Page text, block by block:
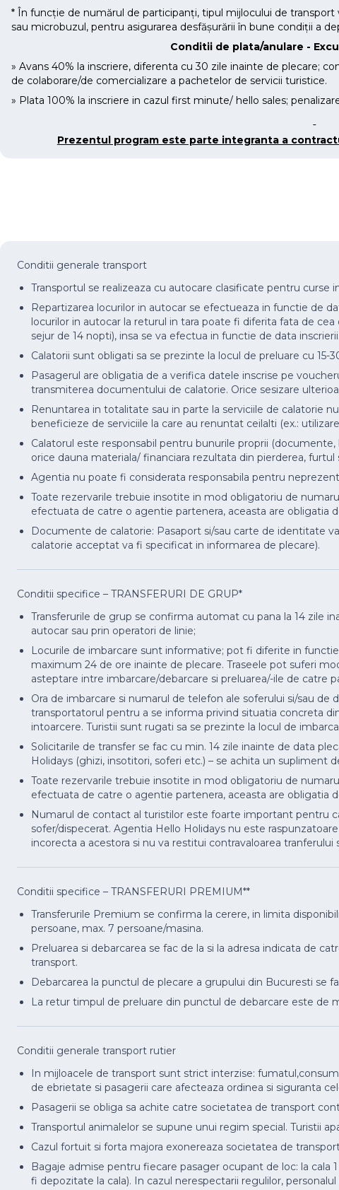
* În funcție de numărul de participanți, tipul mijlocului de
sau microbuzul, pentru asigurarea desfășurării în bune condiții a
Conditii de plata/anulare -
» Avans 40% la inscriere, diferenta cu 30 zile inainte de plecare;
de colaborare/de comercializare a pachetelor de servicii turistice.
» Plata 100% la inscriere in cazul first minute/ hello sales;
Prezentul program este parte integranta a
Conditii generale transport
Transportul se realizeaza cu autocare clasificate pentru curse
Repartizarea locurilor in autocar se efectueaza in functie de
locurilor in autocar la returul in tara poate fi diferita fata de
sejur de 14 nopti), insa se va efectua in functie de data inscrierii.
Calatorii sunt obligati sa se prezinte la locul de preluare cu
Pasagerul are obligatia de a verifica datele inscrise pe
transmiterea documentului de calatorie. Orice sesizare
Renuntarea in totalitate sau in parte la serviciile de calatorie
beneficieze de serviciile la care au renuntat ceilalti (ex.:
Calatorul este responsabil pentru bunurile proprii
orice dauna materiala/ financiara rezultata din pierderea,
Agentia nu poate fi considerata responsabila pentru
Toate rezervarile trebuie insotite in mod obligatoriu de
efectuata de catre o agentie partenera, aceasta are obligatia
Documente de calatorie: Pasaport si/sau carte de identitate
calatorie acceptat va fi specificat in informarea de plecare).
Conditii specifice – TRANSFERURI DE GRUP*
Transferurile de grup se confirma automat cu pana la 14 zile
autocar sau prin operatori de linie;
Locurile de imbarcare sunt informative; pot fi diferite in
maximum 24 de ore inainte de plecare. Traseele pot suferi
asteptare intre imbarcare/debarcare si preluarea/-ile de catre
Ora de imbarcare si numarul de telefon ale soferului si/sau
transportatorul pentru a se informa privind situatia concreta
intoarcere. Turistii sunt rugati sa se prezinte la locul de
Solicitarile de transfer se fac cu min. 14 zile inainte de data
Holidays (ghizi, insotitori, soferi etc.) – se achita un supliment
Toate rezervarile trebuie insotite in mod obligatoriu de
efectuata de catre o agentie partenera, aceasta are obligatia
Numarul de contact al turistilor este foarte important pentru
sofer/dispecerat. Agentia Hello Holidays nu este
incorecta a acestora si nu va restitui contravaloarea tranferului
Conditii specifice – TRANSFERURI PREMIUM**
Transferurile Premium se confirma la cerere, in limita
persoane, max. 7 persoane/masina.
Preluarea si debarcarea se fac de la si la adresa indicata de
transport.
Debarcarea la punctul de plecare a grupului din Bucuresti se
La retur timpul de preluare din punctul de debarcare este de
Conditii generale transport rutier
In mijloacele de transport sunt strict interzise:
de ebrietate si pasagerii care afecteaza ordinea si siguranta
Pasagerii se obliga sa achite catre societatea de transport
Transportul animalelor se supune unui regim special. Turistii
Cazul fortuit si forta majora exonereaza societatea de
Bagaje admise pentru fiecare pasager ocupant de loc: la cala
fi depozitate la cala). In cazul nerespectarii regulilor,